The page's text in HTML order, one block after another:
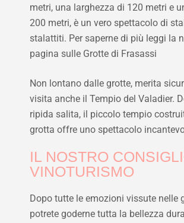
metri, una larghezza di 120 metri e
200 metri, è un vero spettacolo di
stalattiti. Per saperne di più leggi la
pagina sulle Grotte di Frasassi
Non lontano dalle grotte, merita
visita anche il Tempio del Valadier.
ripida salita, il piccolo tempio
grotta offre uno spettacolo
IL NOSTRO
VINOTURISMO
Dopo tutte le emozioni vissute nelle
potrete goderne tutta la bellezza